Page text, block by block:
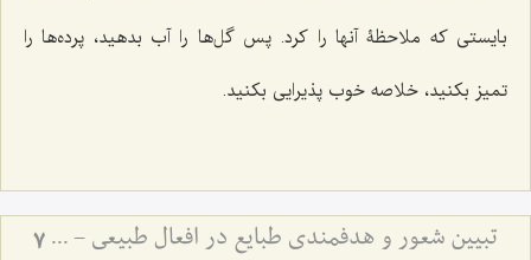
بایستى که ملاحظۀ آنها را کرد. پس گل‌ها را آب بدهید، پرده‌ها را
تمیز بکنید، خلاصه خوب پذیرایى بکنید.
تبیین شعور و هدفمندی طبایع در افعال طبیعی - پاسخ به شبهه فخر رازی درباره غایت‌مندی موجودات عالم 7